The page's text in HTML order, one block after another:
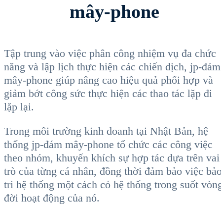
mây-phone
Tập trung vào việc phân công nhiệm vụ đa chức
năng và lập lịch thực hiện các chiến dịch, jp-đám
mây-phone giúp nâng cao hiệu quả phối hợp và
giảm bớt công sức thực hiện các thao tác lặp đi
lặp lại.
Trong môi trường kinh doanh tại Nhật Bản, hệ
thống jp-đám mây-phone tổ chức các công việc
theo nhóm, khuyến khích sự hợp tác dựa trên vai
trò của từng cá nhân, đồng thời đảm bảo việc
trì hệ thống một cách có hệ thống trong suốt
đời hoạt động của nó.